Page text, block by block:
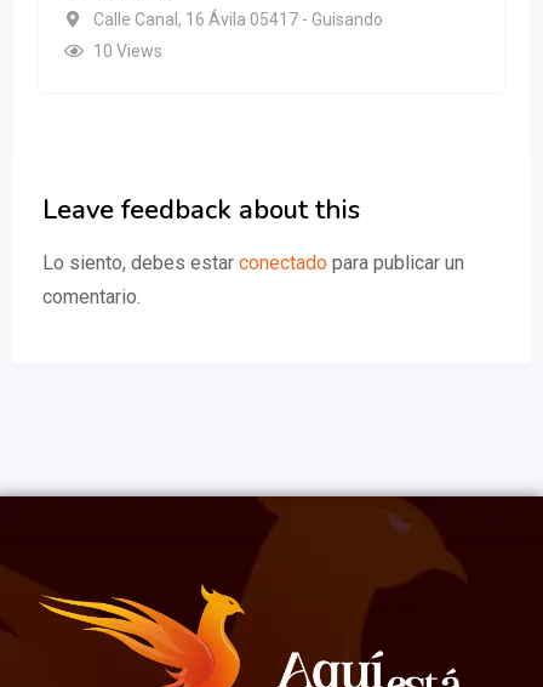
Calle Canal, 16 Ávila 05417 - Guisando
10 Views
Leave feedback about this
Lo siento, debes estar conectado para publicar un
comentario.